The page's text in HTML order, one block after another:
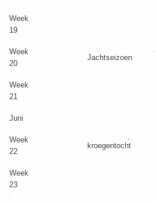
Week
19
Week
20
Jachtseizoen
Week
21
Juni
Week
22
kroegentocht
Week
23